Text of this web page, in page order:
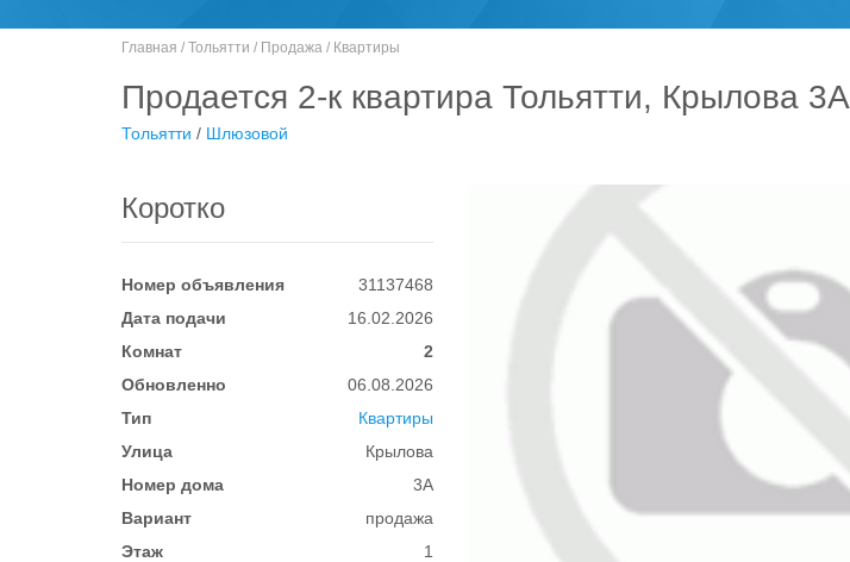
Главная / Тольятти / Продажа / Квартиры
Продается 2-к квартира Тольятти, Крылова 3А
Тольятти / Шлюзовой
Коротко
Номер объявления
31137468
Дата подачи
16.02.2026
Комнат
2
Обновленно
06.08.2026
Тип
Квартиры
Улица
Крылова
Номер дома
3А
Вариант
продажа
Этаж
1